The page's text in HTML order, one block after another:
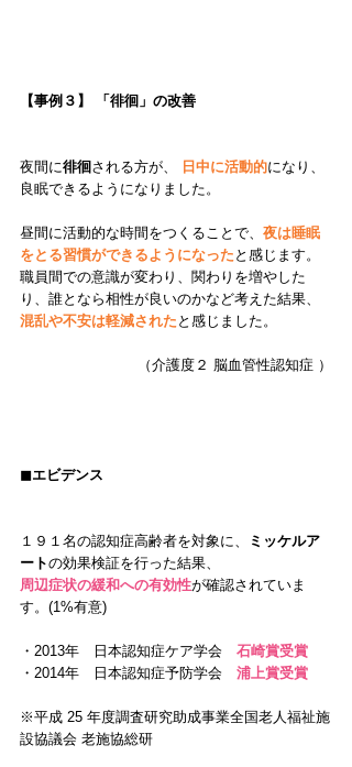
【事例３】 「徘徊」の改善
夜間に徘徊される方が、 日中に活動的になり、
良眠できるようになりました。
昼間に活動的な時間をつくることで、 夜は睡眠
をとる習慣ができるようになった と感じます。
職員間での意識が変わり、関わりを増やした
り、誰となら相性が良いのかなど考えた結果、
混乱や不安は軽減された と感じました。
（介護度２ 脳血管性認知症 ）
◼︎エビデンス
１９１名の認知症高齢者を対象に、
ミッケルア
ートの効果検証を行った結果、
周辺症状の緩和への有効性が確認されていま
す。(1%有意)
・2013年　日本認知症ケア学会 石崎賞受賞
・2014年　日本認知症予防学会 浦上賞受賞
※平成 25 年度調査研究助成事業全国老人福祉施
設協議会 老施協総研